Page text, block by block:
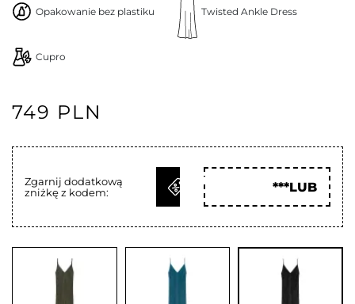
Opakowanie bez plastiku Twisted Ankle Dress
Cupro
749 PLN
Zgarnij dodatkową
zniżkę z kodem:
ODBIERZ
***LUB